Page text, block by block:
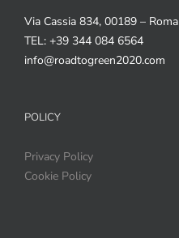
Via Cassia 834, 00189 – Roma
TEL: +39 344 084 6564
info@roadtogreen2020.com
POLICY
Privacy Policy
Cookie Policy